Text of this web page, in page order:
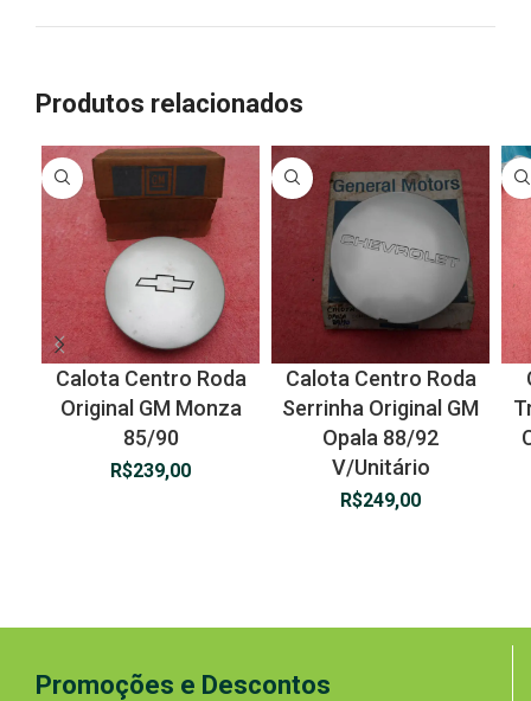
Produtos relacionados
Calota Centro Roda
Original GM Monza
85/90
R$239,00
Calota Centro Roda
Serrinha Original GM
Opala 88/92
V/Unitário
R$249,00
Promoções e Descontos